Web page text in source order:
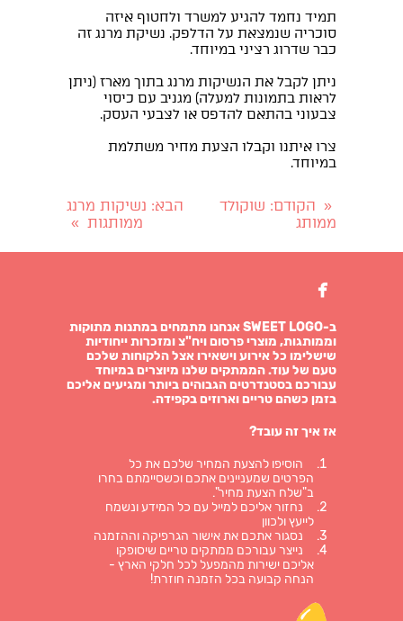
תמיד נחמד להגיע למשרד ולחטוף איזה
סוכריה שנמצאת על הדלפק. נשיקת מרנג זה
כבר שדרוג רציני במיוחד.
ניתן לקבל את הנשיקות מרנג בתוך מארז (ניתן
לראות בתמונות למעלה) מגניב עם כיסוי
צבעוני בהתאם להדפס או לצבעי העסק.
צרו איתנו וקבלו הצעת מחיר משתלמת
במיוחד.
« הקודם: שוקולד
ממותג
הבא: נשיקות מרנג
ממותגות »

ב-SWEET LOGO אנחנו מתמחים במתנות מתוקות
וממותגות, מוצרי פרסום ויח"צ ומזכרות ייחודיות
שישלימו כל אירוע וישאירו אצל הלקוחות שלכם
טעם של עוד. הממתקים שלנו מיוצרים במיוחד
עבורכם בסטנדרטים הגבוהים ביותר ומגיעים אליכם
בזמן כשהם טריים וארוזים בקפידה.
אז איך זה עובד?
הוסיפו להצעת המחיר שלכם את כל
הפרטים שמעניינים אתכם וכשסיימתם בחרו
ב"שלח הצעת מחיר".
נחזור אליכם למייל עם כל המידע ונשמח
לייעץ ולכוון
נסגור אתכם את אישור הגרפיקה וההזמנה
נייצר עבורכם ממתקים טריים שיסופקו
אליכם ישירות מהמפעל לכל חלקי הארץ -
הנחה קבועה בכל הזמנה חוזרת!